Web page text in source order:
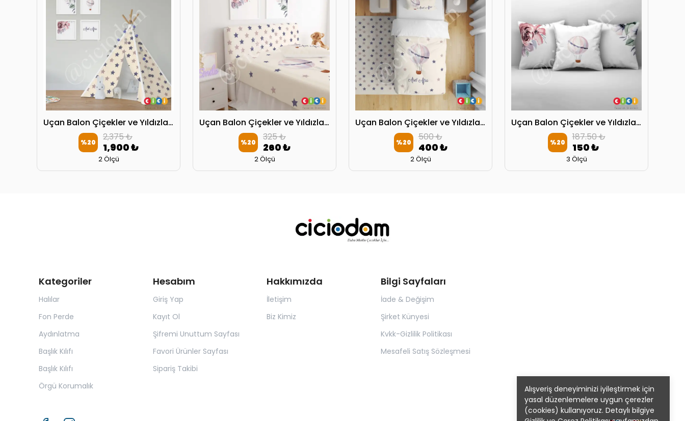
Alışveriş deneyiminizi iyileştirmek için
yasal düzenlemelere uygun çerezler
(cookies) kullanıyoruz. Detaylı bilgiye
Uçan Balon Çiçekler ve Yıldızlar Oyun Çadırı
%20 2,375 ₺
1,900 ₺
2 Ölçü
Uçan Balon Çiçekler ve Yıldızlar Başlık Kılıfı
%20 325 ₺
260 ₺
2 Ölçü
Uçan Balon Çiçekler ve Yıldızlar Yatak Örtüsü
%20 500 ₺
400 ₺
2 Ölçü
Uçan Balon Çiçekler ve Yıldızlar Kırlent Kılıfı
%20 187.50 ₺
150 ₺
3 Ölçü
Kategoriler
Halılar
Fon Perde
Aydınlatma
Başlık Kılıfı
Başlık Kılıfı
Örgü Korumalık
Hesabım
Giriş Yap
Kayıt Ol
Şifremi Unuttum Sayfası
Favori Ürünler Sayfası
Sipariş Takibi
Hakkımızda
İletişim
Biz Kimiz
Bilgi Sayfaları
İade & Değişim
Şirket Künyesi
Kvkk-Gizlilik Politikası
Mesafeli Satış Sözleşmesi